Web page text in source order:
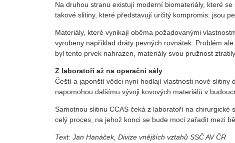
Na druhou stranu existují moderní biomateriály, které
takové slitiny, které představují určitý kompromis: jsou
Materiály, které vynikají oběma požadovanými
vyrobeny například dráty pevných rovnátek. Problém
byl tento prvek nahrazen, materiály svou pružnost
Z laboratoří až na operační sály
Čeští a japonští vědci nyní hodlají vlastnosti nové
napomohou dalšímu vývoji kovových materiálů v
Samotnou slitinu CCAS čeká z laboratoří na chirurgické
celý proces, na jehož konci se bude moci zařadit mezi
Text: Jan Hanáček, Divize vnějších vztahů SSČ AV ČR